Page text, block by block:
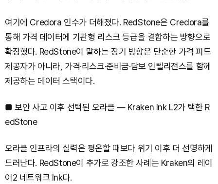
여기에 Credora 인수가 더해졌다. RedStone은 Credora를
통해 가격 데이터에 기관형 리스크 등급을 결합하는 방향으로
확장했다. RedStone이 말하는 장기 방향은 단순한 가격 피드
제공자가 아니라, 가격·리스크·준비금·담보 인텔리전스를 함께
제공하는 데이터 스택이다.
■ 보안 사고 이후 선택된 오라클 — Kraken Ink L2가 택한 R
edStone
오라클 인프라의 실력은 평온할 때보다 위기 이후 더 선명하게
드러난다. RedStone이 추가로 강조한 사례는 Kraken의 레이
어2 네트워크 Ink다.